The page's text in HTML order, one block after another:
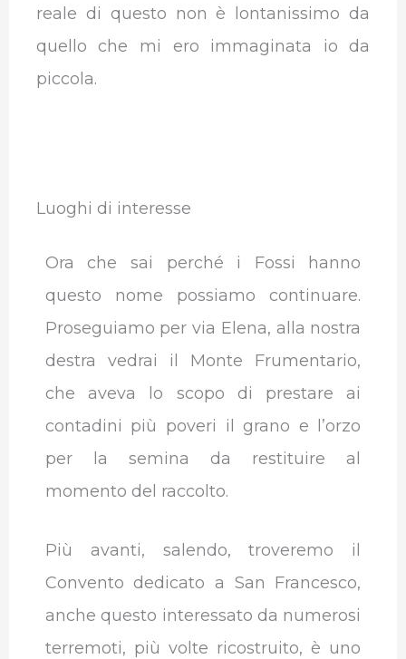
reale di questo non è lontanissimo da
quello che mi ero immaginata io da
piccola.
Luoghi di interesse
Ora che sai perché i Fossi hanno
questo nome possiamo continuare.
Proseguiamo per via Elena, alla nostra
destra vedrai il Monte Frumentario,
che aveva lo scopo di prestare ai
contadini più poveri il grano e l’orzo
per la semina da restituire al
momento del raccolto.
Più avanti, salendo, troveremo il
Convento dedicato a San Francesco,
anche questo interessato da numerosi
terremoti, più volte ricostruito, è uno